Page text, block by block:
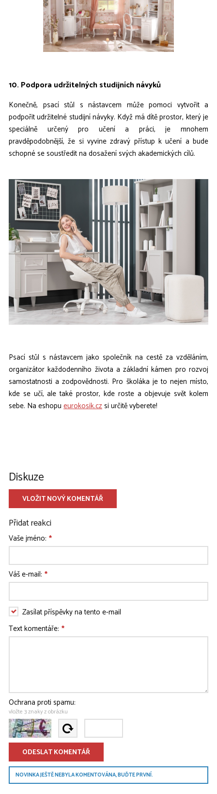
10. Podpora udržitelných studijních návyků
Konečně, psací stůl s nástavcem může pomoci vytvořit a
podpořit udržitelné studijní návyky. Když má dítě prostor, který je
speciálně určený pro učení a práci, je mnohem
pravděpodobnější, že si vyvine zdravý přístup k učení a bude
schopné se soustředit na dosažení svých akademických cílů.
Psací stůl s nástavcem jako společník na cestě za vzděláním,
organizátor každodenního života a základní kámen pro rozvoj
samostatnosti a zodpovědnosti. Pro školáka je to nejen místo,
kde se učí, ale také prostor, kde roste a objevuje svět kolem
sebe. Na eshopu eurokosik.czsi určitě vyberete!
Diskuze
Přidat reakci
Vaše jméno: *
Váš e-mail: *
Zasílat příspěvky na tento e-mail
Text komentáře: *
Ochrana proti spamu:
vložte 3 znaky z obrázku
NOVINKA JEŠTĚ NEBYLA KOMENTOVÁNA, BUĎTE PRVNÍ.